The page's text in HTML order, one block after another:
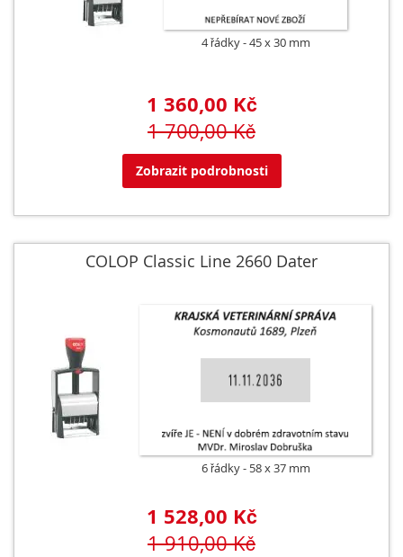
4 řádky 45 x 30 mm
1 360,00 Kč
1 700,00 Kč
Zobrazit podrobnosti
COLOP Classic Line 2660 Dater
6 řádky 58 x 37 mm
1 528,00 Kč
1 910,00 Kč